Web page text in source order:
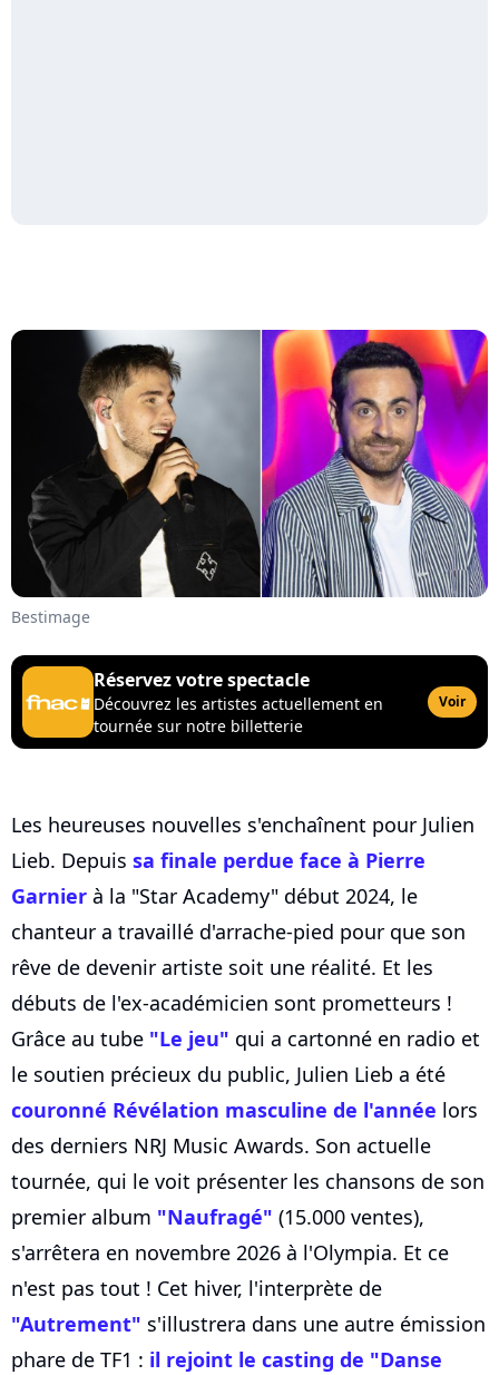
Bestimage
Réservez votre spectacle
Découvrez les artistes actuellement en
tournée sur notre billetterie
Voir
Les heureuses nouvelles s'enchaînent pour Julien
Lieb. Depuis sa finale perdue face à Pierre
Garnier à la "Star Academy" début 2024, le
chanteur a travaillé d'arrache-pied pour que son
rêve de devenir artiste soit une réalité. Et les
débuts de l'ex-académicien sont prometteurs !
Grâce au tube "Le jeu" qui a cartonné en radio et
le soutien précieux du public, Julien Lieb a été
couronné Révélation masculine de l'année lors
des derniers NRJ Music Awards. Son actuelle
tournée, qui le voit présenter les chansons de son
premier album "Naufragé" (15.000 ventes),
s'arrêtera en novembre 2026 à l'Olympia. Et ce
n'est pas tout ! Cet hiver, l'interprète de
"Autrement" s'illustrera dans une autre émission
phare de TF1 : il rejoint le casting de "Danse